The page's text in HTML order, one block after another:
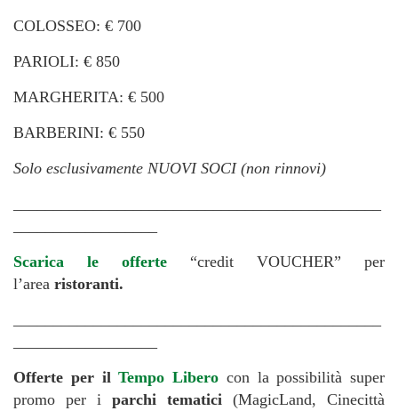
COLOSSEO: € 700
PARIOLI: € 850
MARGHERITA: € 500
BARBERINI: € 550
Solo esclusivamente NUOVI SOCI (non rinnovi)
Scarica le offerte
“credit VOUCHER” per
l’area ristoranti.
Offerte per ilTempo Libero con la possibilità super
promo per i parchi tematici (MagicLand, Cinecittà